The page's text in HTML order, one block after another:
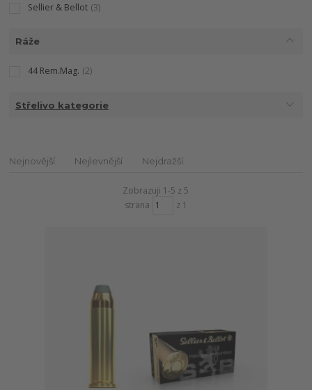
Sellier & Bellot (3)
Ráže
44 Rem.Mag. (2)
Střelivo kategorie
Nejnovější Nejlevnější Nejdražší
Zobrazuji 1-5 z 5
strana
z 1